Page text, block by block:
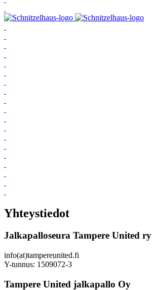
Yhteystiedot
Jalkapalloseura Tampere United ry
info(at)tampereunited.fi
Y-tunnus: 1509072-3
Tampere United jalkapallo Oy